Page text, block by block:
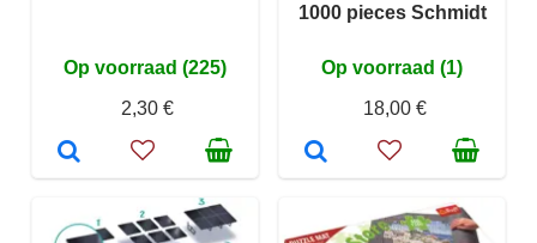
Op voorraad (225)
2,30 €
1000 pieces Schmidt
Op voorraad (1)
18,00 €